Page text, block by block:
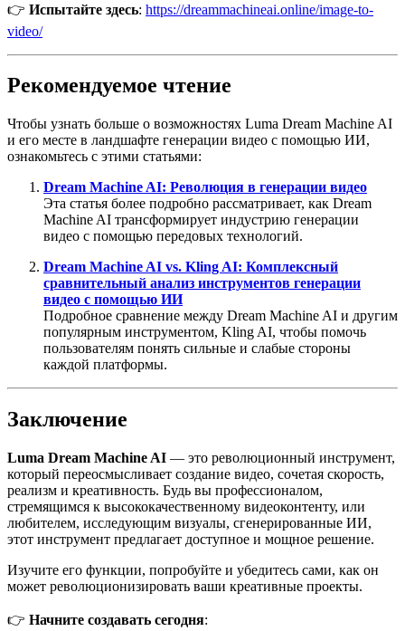
👉 Испытайте здесь: https://dreammachineai.online/image-to-
video/
Рекомендуемое чтение
Чтобы узнать больше о возможностях Luma Dream Machine AI
и его месте в ландшафте генерации видео с помощью ИИ,
ознакомьтесь с этими статьями:
Dream Machine AI: Революция в генерации видео
Эта статья более подробно рассматривает, как Dream
Machine AI трансформирует индустрию генерации
видео с помощью передовых технологий.
Dream Machine AI vs. Kling AI: Комплексный
сравнительный анализ инструментов генерации
видео с помощью ИИ
Подробное сравнение между Dream Machine AI и другим
популярным инструментом, Kling AI, чтобы помочь
пользователям понять сильные и слабые стороны
каждой платформы.
Заключение
Luma Dream Machine AI — это революционный инструмент,
который переосмысливает создание видео, сочетая скорость,
реализм и креативность. Будь вы профессионалом,
стремящимся к высококачественному видеоконтенту, или
любителем, исследующим визуалы, сгенерированные ИИ,
этот инструмент предлагает доступное и мощное решение.
Изучите его функции, попробуйте и убедитесь сами, как он
может революционизировать ваши креативные проекты.
👉 Начните создавать сегодня: